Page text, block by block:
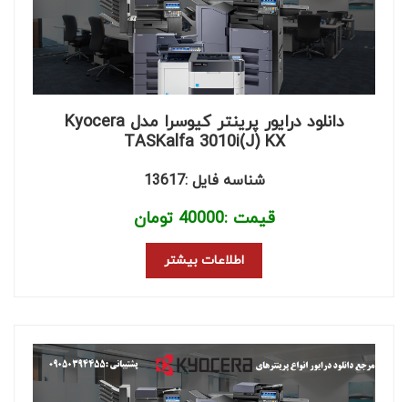
دانلود درایور پرینتر کیوسرا مدل Kyocera
TASKalfa 3010i(J) KX
شناسه فایل :13617
قیمت :40000 تومان
اطلاعات بیشتر